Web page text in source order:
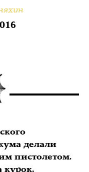
делали
пистолетом.